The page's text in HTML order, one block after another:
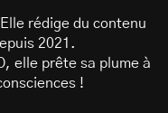
rédige du contenu
2021.
elle prête sa plume à
!